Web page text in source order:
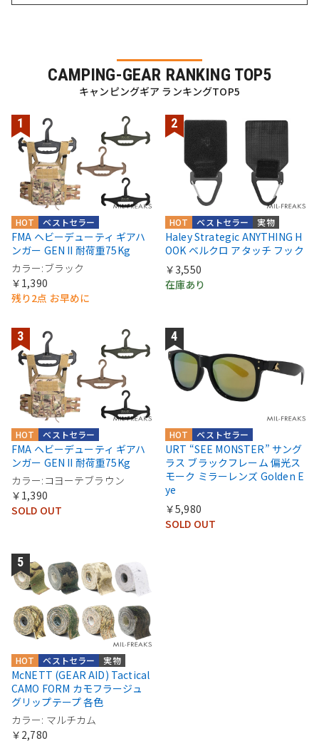
CAMPING-GEAR RANKING TOP5
キャンピングギア ランキングTOP5
ベストセラー
HOT
FMA ヘビーデューティ ギアハ
ンガー GEN II 耐荷重75Kg
カラー:ブラック
￥1,390
残り2点 お早めに
実物
ベストセラー
HOT
Haley Strategic ANYTHING H
OOK ベルクロ アタッチ フック
￥3,550
在庫あり
ベストセラー
HOT
FMA ヘビーデューティ ギアハ
ンガー GEN II 耐荷重75Kg
カラー:コヨーテブラウン
￥1,390
SOLD OUT
ベストセラー
HOT
URT “SEE MONSTER” サング
ラス ブラックフレーム 偏光ス
モーク ミラーレンズ Golden E
ye
￥5,980
SOLD OUT
実物
ベストセラー
HOT
McNETT (GEAR AID) Tactical
CAMO FORM カモフラージュ
グリップテープ 各色
カラー: マルチカム
￥2,780